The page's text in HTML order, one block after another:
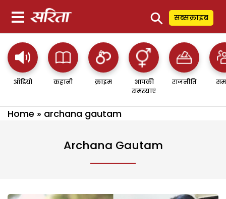
⚲ सब्सक्राइब
ऑडियो कहानी क्राइम
आपकी
समस्याएं
राजनीति
Home » archana gautam
Archana Gautam